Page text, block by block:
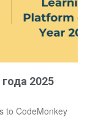
2025
to CodeMonkey